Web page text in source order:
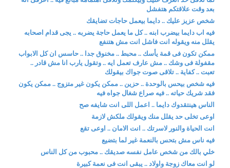
بعد وقت علاقتكم هتفشل
شخص عزيز عليك .. دايما بيعمل حاجات تضايقك
فيه اب دايما بيضرب ابنه .. كل ما يعمل حاجة يضربه .. يجى قدام اصحابه
يقلل منه ويقوله انت فاشل انت مش هتنفع
ممكن تكون فى قمة يأسك .. محبط .. مخنوق جدا .. حاسس ان كل الابواب
مقفولة فى وشك .. مش عارف تعمل ايه .. وتقول يارب انا مش قادر ..
تعبت .. كفاية .. تلاقى صوت جواك بيقولك
فيه شخص بيحس بالوحدة .. حزين .. ممكن يكون غير متزوج .. ممكن يكون
فقد شريك حياته .. فيه صراع شغال جواه فيه
الناس هينتقدوك دايما .. اعمل اللى انت شايفه صح
اوعى تخلى حد يقلل منك ويقولك ملكش لازمة
انت الحياة والنور لاسرتك .. انت الامان .. اوعى تقع
فيه ناس مش بتحس بالنعمة غير لما بتضيع
خلي بالك من شخص عامل نفسه صديقك .. محبوب من كل الناس
لو انت معاك زوجة واولاد .. يبقى انت فى نعمة كبيرة